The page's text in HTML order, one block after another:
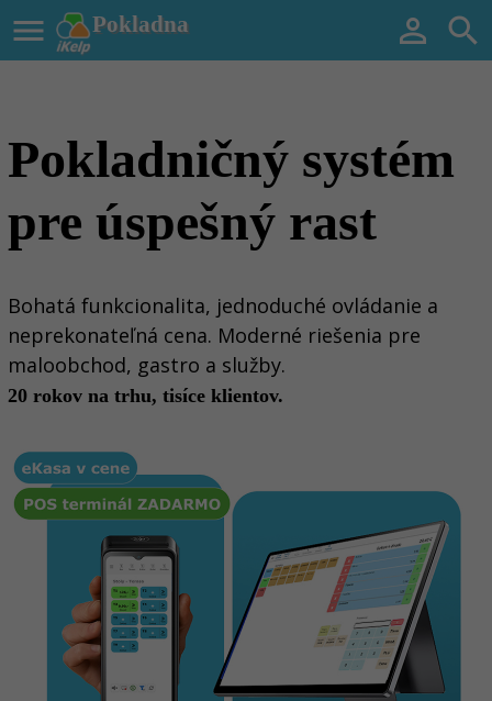
Pokladna
  
Pokladničný systém
pre úspešný rast
Bohatá funkcionalita, jednoduché ovládanie a
neprekonateľná cena. Moderné riešenia pre
maloobchod, gastro a služby.
20 rokov na trhu, tisíce klientov.